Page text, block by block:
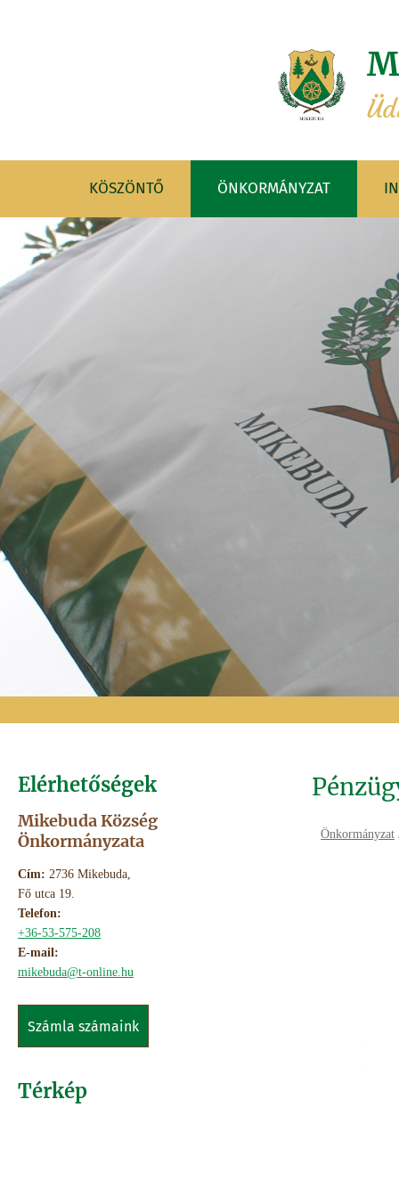
KÖSZÖNTŐ ÖNKORMÁNYZAT
Elérhetőségek
Mikebuda Község
Önkormányzata
Cím: 2736 Mikebuda,
Fő utca 19.
Telefon:
+36-53-575-208
E-mail:
mikebuda@t-online.hu
számla számaink
Térkép
Önkormányzat